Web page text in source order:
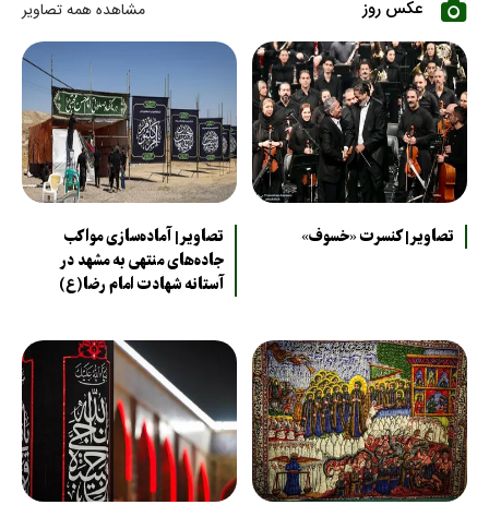
عکس روز مشاهده همه تصاویر
تصاویر| کنسرت «خسوف»
تصاویر| آماده‌سازی مواکب
جاده‌های منتهی به مشهد در
آستانه شهادت امام رضا(ع)